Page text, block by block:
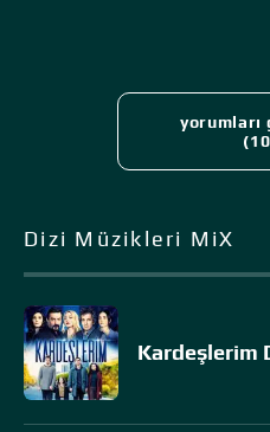
yorumları
Dizi Müzikleri MiX
Kardeşlerim